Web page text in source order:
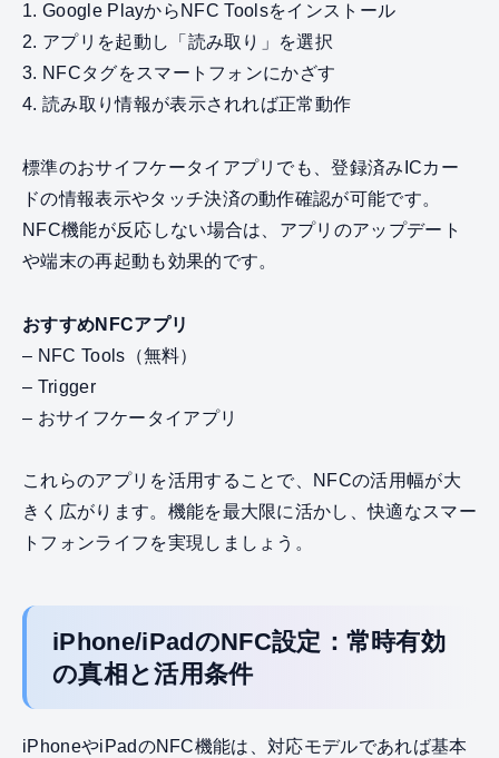
1. Google PlayからNFC Toolsをインストール
2. アプリを起動し「読み取り」を選択
3. NFCタグをスマートフォンにかざす
4. 読み取り情報が表示されれば正常動作
標準のおサイフケータイアプリでも、登録済みICカー
ドの情報表示やタッチ決済の動作確認が可能です。
NFC機能が反応しない場合は、アプリのアップデート
や端末の再起動も効果的です。
おすすめNFCアプリ
– NFC Tools（無料）
– Trigger
– おサイフケータイアプリ
これらのアプリを活用することで、NFCの活用幅が大
きく広がります。機能を最大限に活かし、快適なスマー
トフォンライフを実現しましょう。
iPhone/iPadのNFC設定：常時有効
の真相と活用条件
iPhoneやiPadのNFC機能は、対応モデルであれば基本